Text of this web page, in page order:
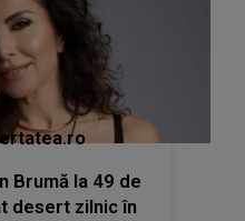
Brumă la 49 de
desert zilnic în